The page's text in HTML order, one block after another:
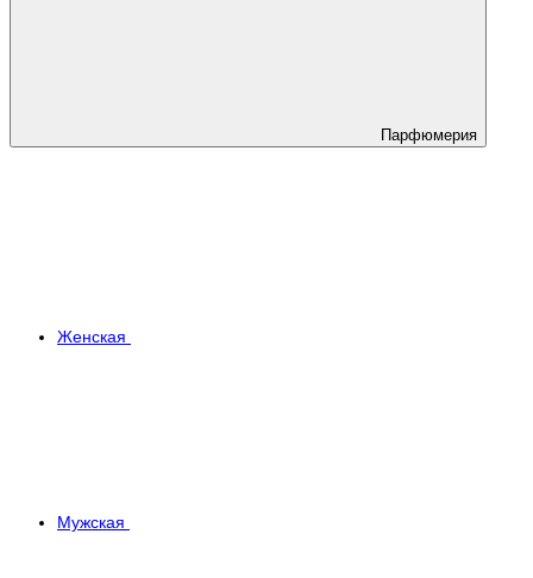
Парфюмерия
Женская
Мужская